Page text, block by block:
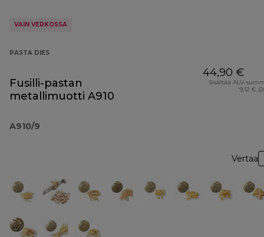
VAIN VERKOSSA
PASTA DIES
Fusilli-pastan
metallimuotti A910
A910/9
44,90 €
Sisältää ALV-
9,12 €
Vertaa